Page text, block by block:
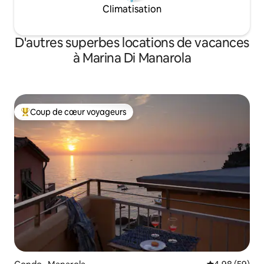
Climatisation
D'autres superbes locations de vacances
à Marina Di Manarola
Coup de cœur voyageurs parmi les plus aimés
Coup de cœur voyageurs